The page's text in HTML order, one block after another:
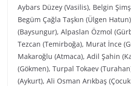
Aybars Düzey (Vasilis), Belgin
Begüm Çağla Taşkın (Ülgen
(Baysungur), Alpaslan Özmol
Tezcan (Temirboğa), Murat İnce
Makaroğlu (Atmaca), Adil Şahin
(Gökmen), Turpal Tokaev
(Aykurt), Ali Osman Arıkbaş